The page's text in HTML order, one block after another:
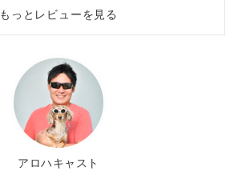
もっとレビューを見る
アロハキャスト